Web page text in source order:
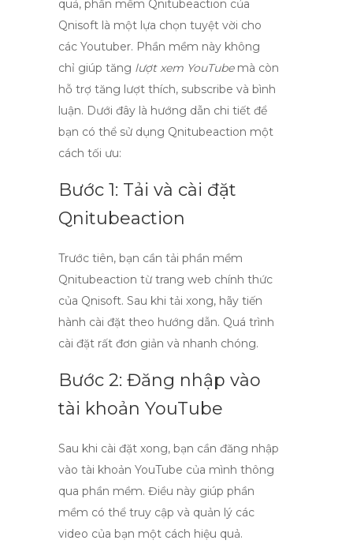
quả, phần mềm Qnitubeaction của
Qnisoft là một lựa chọn tuyệt vời cho
các Youtuber. Phần mềm này không
chỉ giúp tăng lượt xem YouTubemà còn
hỗ trợ tăng lượt thích, subscribe và bình
luận. Dưới đây là hướng dẫn chi tiết để
bạn có thể sử dụng Qnitubeaction một
cách tối ưu:
Bước 1: Tải và cài đặt
Qnitubeaction
Trước tiên, bạn cần tải phần mềm
Qnitubeaction từ trang web chính thức
của Qnisoft. Sau khi tải xong, hãy tiến
hành cài đặt theo hướng dẫn. Quá trình
cài đặt rất đơn giản và nhanh chóng.
Bước 2: Đăng nhập vào
tài khoản YouTube
Sau khi cài đặt xong, bạn cần đăng nhập
vào tài khoản YouTube của mình thông
qua phần mềm. Điều này giúp phần
mềm có thể truy cập và quản lý các
video của bạn một cách hiệu quả.